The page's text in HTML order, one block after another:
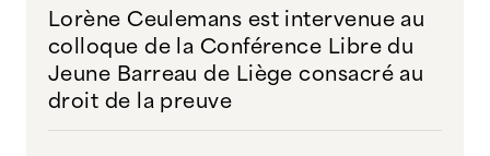
Lorène Ceulemans est intervenue au
colloque de la Conférence Libre du
Jeune Barreau de Liège consacré au
droit de la preuve